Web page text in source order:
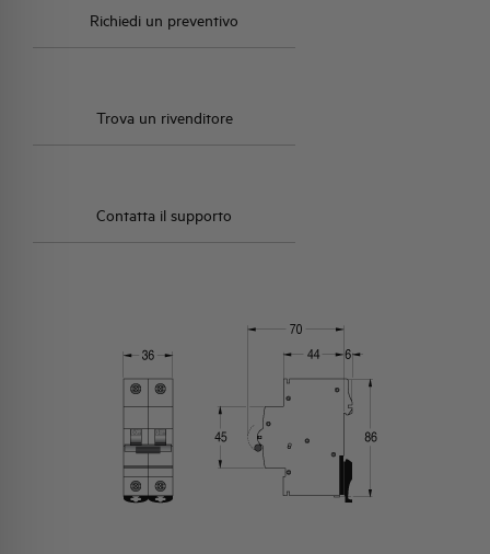
Richiedi un preventivo
Trova un rivenditore
Contatta il supporto